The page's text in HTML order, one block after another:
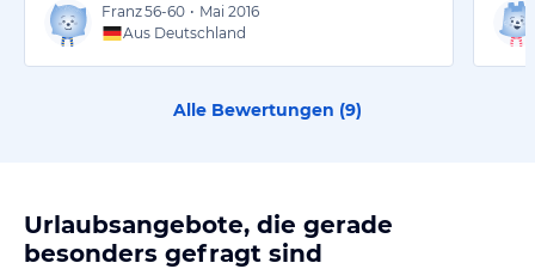
Franz56-60 • Mai 2016
Aus Deutschland
Alle Bewertungen (9)
Urlaubsangebote, die gerade
besonders gefragt sind